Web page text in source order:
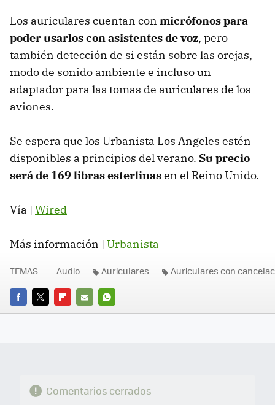
Los auriculares cuentan con micrófonos para
poder usarlos con asistentes de voz, pero
también detección de si están sobre las orejas,
modo de sonido ambiente e incluso un
adaptador para las tomas de auriculares de los
aviones.
Se espera que los Urbanista Los Angeles estén
disponibles a principios del verano. Su precio
será de 169 libras esterlinasen el Reino Unido.
Vía | Wired
Más información | Urbanista
FACEBOOK
TWITTERFLIPBOARD
E-
WHATSAPP
TEMAS Audio Auriculares Auriculares con
Comentarios cerrados